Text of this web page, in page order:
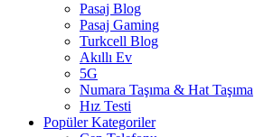
Pasaj Blog
Pasaj Gaming
Turkcell Blog
Akıllı Ev
5G
Numara Taşıma & Hat Taşıma
Hız Testi
Popüler Kategoriler